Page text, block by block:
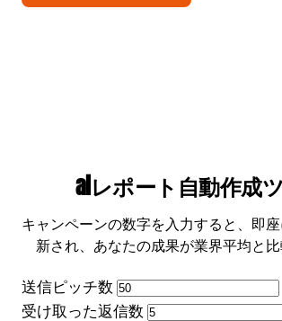
aiレポート自動作成
キャンペーンの数字を入力すると、即
新され、あなたの成果が業界平均と比
送信ピッチ数
受け取った返信数